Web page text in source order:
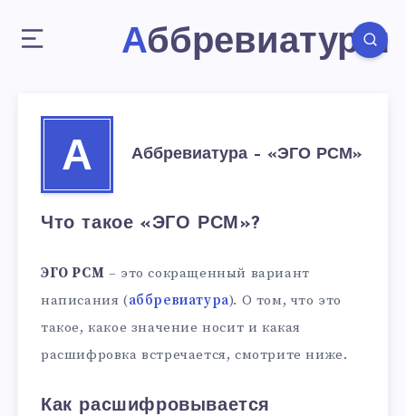
Аббревиатуры
А Аббревиатура – «ЭГО РСМ»
Что такое «ЭГО РСМ»?
ЭГО РСМ – это сокращенный вариант
написания (аббревиатура). О том, что это
такое, какое значение носит и какая
расшифровка встречается, смотрите ниже.
Как расшифровывается